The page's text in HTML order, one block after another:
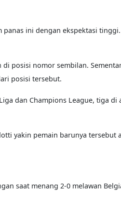
panas ini dengan ekspektasi
posisi nomor sembilan.
posisi tersebut.
dan Champions League, tiga di
yakin pemain barunya tersebut
saat menang 2-0 melawan